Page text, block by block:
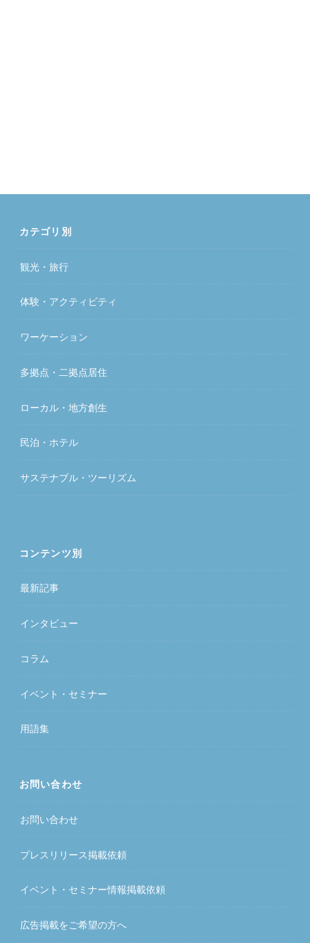
カテゴリ別
観光・旅行
体験・アクティビティ
ワーケーション
多拠点・二拠点居住
ローカル・地方創生
民泊・ホテル
サステナブル・ツーリズム
コンテンツ別
最新記事
インタビュー
コラム
イベント・セミナー
用語集
お問い合わせ
お問い合わせ
プレスリリース掲載依頼
イベント・セミナー情報掲載依頼
広告掲載をご希望の方へ